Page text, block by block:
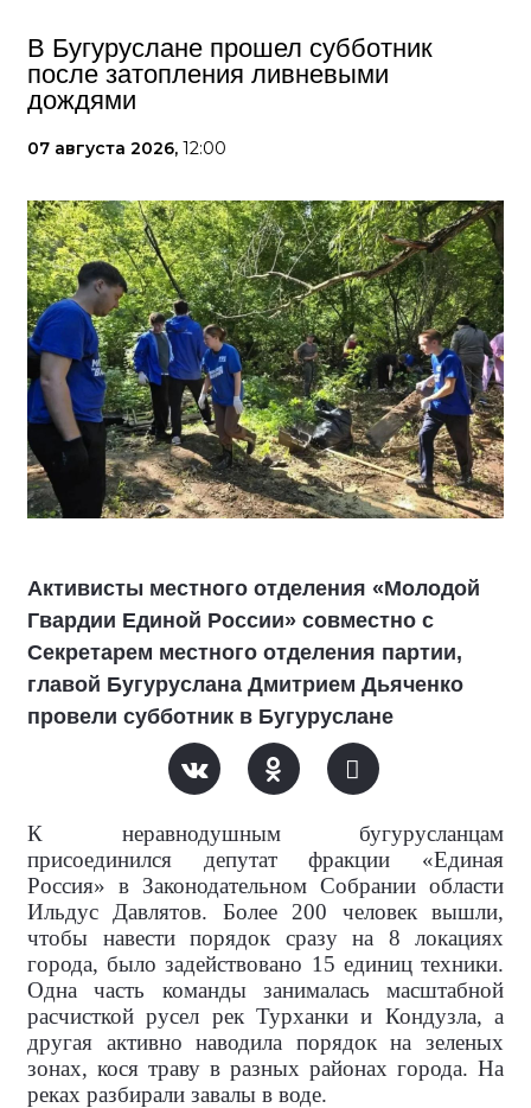
В Бугуруслане прошел субботник
после затопления ливневыми
дождями
07 августа 2026, 12:00
Активисты местного отделения «Молодой
Гвардии Единой России» совместно с
Секретарем местного отделения партии,
главой Бугуруслана Дмитрием Дьяченко
провели субботник в Бугуруслане
К неравнодушным бугурусланцам
присоединился депутат фракции «Единая
Россия» в Законодательном Собрании области
Ильдус Давлятов. Более 200 человек вышли,
чтобы навести порядок сразу на 8 локациях
города, было задействовано 15 единиц техники.
Одна часть команды занималась масштабной
расчисткой русел рек Турханки и Кондузла, а
другая активно наводила порядок на зеленых
зонах, кося траву в разных районах города. На
реках разбирали завалы в воде.